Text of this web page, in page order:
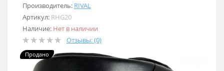
Производитель: RIVAL
Артикул: RHG20
Наличие: Нет в наличии
Отзывы: (0)
Продано